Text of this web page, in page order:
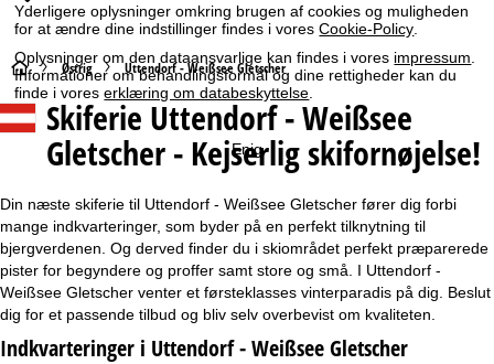
Yderligere oplysninger omkring brugen af cookies og muligheden
for at ændre dine indstillinger findes i voresCookie-Policy
Oplysninger om den dataansvarlige kan findes i vores impressum
Informationer om behandlingsformål og dine rettigheder kan du
finde i voreserklæring om databeskyttelse
Enig
S
t
r
t
s
i
Østrig Uttendorf - Weißsee Gletscher
Skiferie Uttendorf - Weißsee
Gletscher - Kejserlig skifornøjelse!
Din næste skiferie til Uttendorf - Weißsee Gletscher fører dig forbi
mange indkvarteringer, som byder på en perfekt tilknytning til
bjergverdenen. Og derved finder du i skiområdet perfekt præparerede
pister for begyndere og proffer samt store og små. I Uttendorf -
Weißsee Gletscher venter et førsteklasses vinterparadis på dig. Beslut
dig for et passende tilbud og bliv selv overbevist om kvaliteten.
Indkvarteringer i Uttendorf - Weißsee Gletscher